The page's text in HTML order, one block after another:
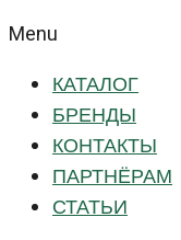
Menu
КАТАЛОГ
БРЕНДЫ
КОНТАКТЫ
ПАРТНЁРАМ
СТАТЬИ